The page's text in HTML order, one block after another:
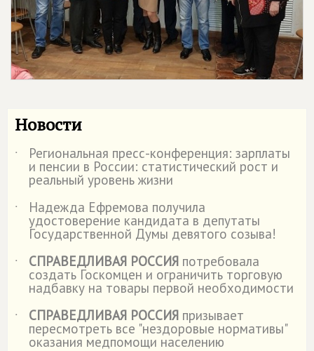
Новости
˙ Региональная пресс-конференция: зарплаты
и пенсии в России: статистический рост и
реальный уровень жизни
˙
Надежда Ефремова получила
удостоверение кандидата в депутаты
Государственной Думы девятого созыва!
˙
СПРАВЕДЛИВАЯ РОССИЯ потребовала
создать Госкомцен и ограничить торговую
надбавку на товары первой необходимости
˙
СПРАВЕДЛИВАЯ РОССИЯ призывает
пересмотреть все "нездоровые нормативы"
оказания медпомощи населению